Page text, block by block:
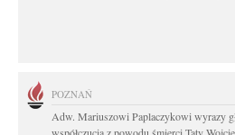
POZNAŃ
Adw. Mariuszowi Paplaczykowi wyrazy